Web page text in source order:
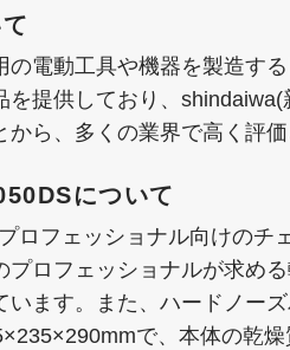
電動工具や機器を製造す
提供しており、
ら、多くの業界で高く評価
について
ロフェッショナル向けの
ロフェッショナルが求め
ます。また、ハードノー
で、本体の乾